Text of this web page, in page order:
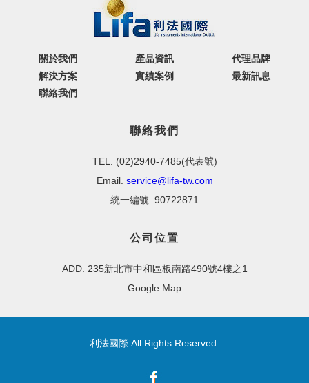
關於我們 產品資訊
代理品牌
解決方案
實績案例
最新訊息
聯絡我們
聯絡我們
TEL. (02)2940-7485(代表號)
Email. service@lifa-tw.com
統一編號. 90722871
公司位置
ADD. 235新北市中和區板南路490號4樓之1
Google Map
利法國際 All Rights Reserved.